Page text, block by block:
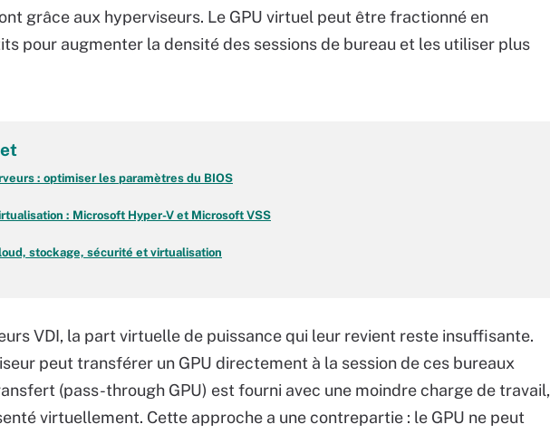
grâce aux hyperviseurs. Le GPU virtuel peut être fractionné en
pour augmenter la densité des sessions de bureau et les utiliser plus
: optimiser les paramètres du BIOS
: Microsoft Hyper-V et Microsoft VSS
stockage, sécurité et virtualisation
VDI, la part virtuelle de puissance qui leur revient reste insuffisante.
peut transférer un GPU directement à la session de ces bureaux
(pass-through GPU) est fourni avec une moindre charge de travail,
virtuellement. Cette approche a une contrepartie : le GPU ne peut